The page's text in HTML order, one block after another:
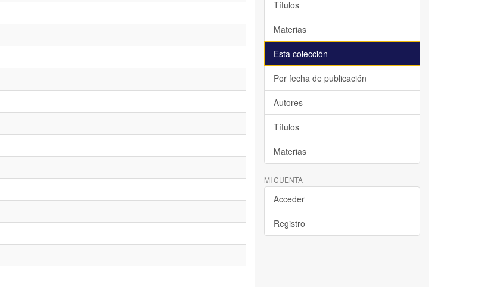
Títulos
Materias
Esta colección
Por fecha de publicación
Autores
Títulos
Materias
MI CUENTA
Acceder
Registro